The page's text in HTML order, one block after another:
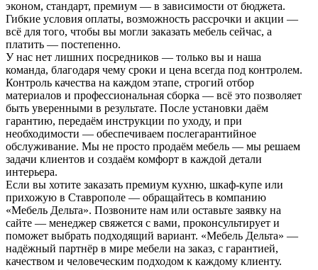
эконом, стандарт, премиум — в зависимости от бюджета.
Гибкие условия оплаты, возможность рассрочки и акции —
всё для того, чтобы вы могли заказать мебель сейчас, а
платить — постепенно.
У нас нет лишних посредников — только вы и наша
команда, благодаря чему сроки и цена всегда под контролем.
Контроль качества на каждом этапе, строгий отбор
материалов и профессиональная сборка — всё это позволяет
быть уверенными в результате. После установки даём
гарантию, передаём инструкции по уходу, и при
необходимости — обеспечиваем послегарантийное
обслуживание. Мы не просто продаём мебель — мы решаем
задачи клиентов и создаём комфорт в каждой детали
интерьера.
Если вы хотите заказать премиум кухню, шкаф-купе или
прихожую в Ставрополе — обращайтесь в компанию
«Мебель Дельта». Позвоните нам или оставьте заявку на
сайте — менеджер свяжется с вами, проконсультирует и
поможет выбрать подходящий вариант. «Мебель Дельта» —
надёжный партнёр в мире мебели на заказ, с гарантией,
качеством и человеческим подходом к каждому клиенту.